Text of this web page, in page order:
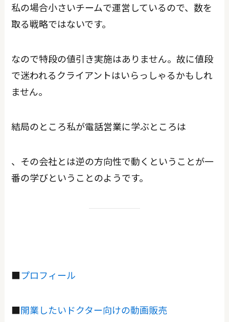
私の場合小さいチームで運営しているので、数を
取る戦略ではないです。
なので特段の値引き実施はありません。故に値段
で迷われるクライアントはいらっしゃるかもしれ
ません。
結局のところ私が電話営業に学ぶところは
、その会社とは逆の方向性で動くということが一
番の学びということのようです。
■プロフィール
■開業したいドクター向けの動画販売